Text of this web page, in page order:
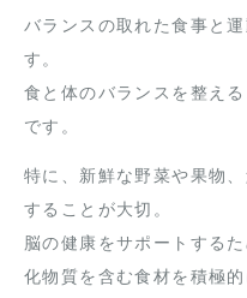
バランスの取れた食事と
す。
食と体のバランスを整え
です。
特に、新鮮な野菜や果物
することが大切。
脳の健康をサポートする
化物質を含む食材を積極